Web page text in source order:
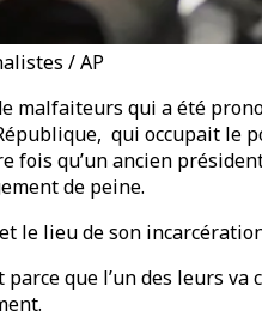
/ AP
qui a été
qui occupait le
qu’un ancien
de peine.
le lieu de son
que l’un des leurs